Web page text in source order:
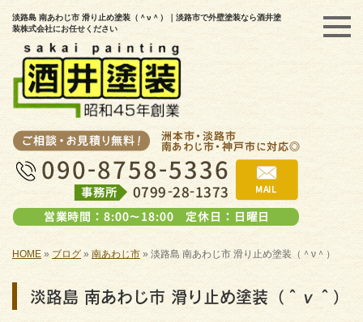
淡路島 南あわじ市 滑り止め塗装（＾ν＾）｜淡路市で外壁塗装なら酒井塗
装株式会社にお任せください
HOME » ブログ» 南あわじ市 » 淡路島 南あわじ市 滑り止め塗装（＾ν＾）
淡路島 南あわじ市 滑り止め塗装（＾ν＾）